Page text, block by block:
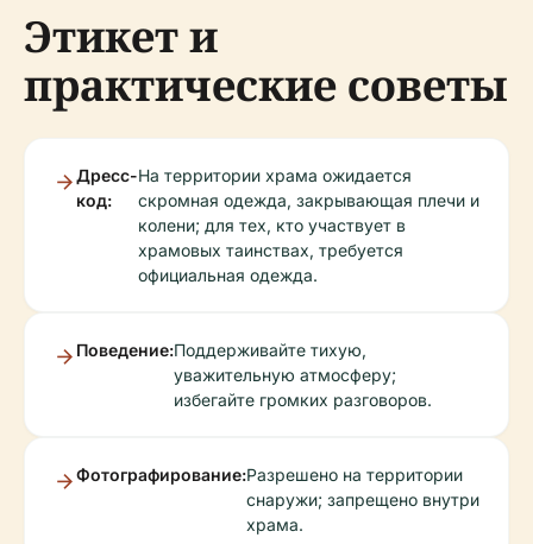
Этикет и
практические советы
Дресс-
код:
На территории храма ожидается
скромная одежда, закрывающая плечи и
колени; для тех, кто участвует в
храмовых таинствах, требуется
официальная одежда.
Поведение:Поддерживайте тихую,
уважительную атмосферу;
избегайте громких разговоров.
Фотографирование:Разрешено на территории
снаружи; запрещено внутри
храма.